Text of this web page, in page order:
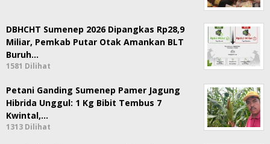
DBHCHT Sumenep 2026 Dipangkas Rp28,9
Miliar, Pemkab Putar Otak Amankan BLT
Buruh…
1581 Dilihat
Petani Ganding Sumenep Pamer Jagung
Hibrida Unggul: 1 Kg Bibit Tembus 7
Kwintal,…
1313 Dilihat